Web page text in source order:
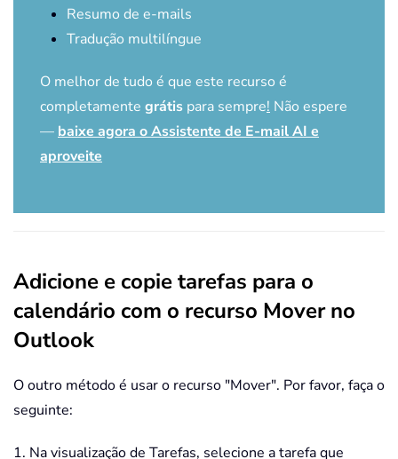
Resumo de e-mails
Tradução multilíngue
O melhor de tudo é que este recurso é
completamente grátis para sempre! Não espere
— baixe agora o Assistente de E-mail AI e
aproveite
Adicione e copie tarefas para o
calendário com o recurso Mover no
Outlook
O outro método é usar o recurso "Mover". Por favor, faça o
seguinte:
1. Na visualização de Tarefas, selecione a tarefa que